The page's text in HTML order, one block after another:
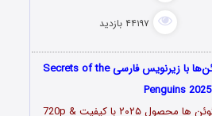
۴۴۱۹۷ بازدید
دانلود مستند اسرار پنگوئن‌ها با زیرنویس فارسی Secrets of the
Penguins 2025
مستند سریالی اسرار پنگوئن ها محصول ۲۰۲۵ با کیفیت 720p &